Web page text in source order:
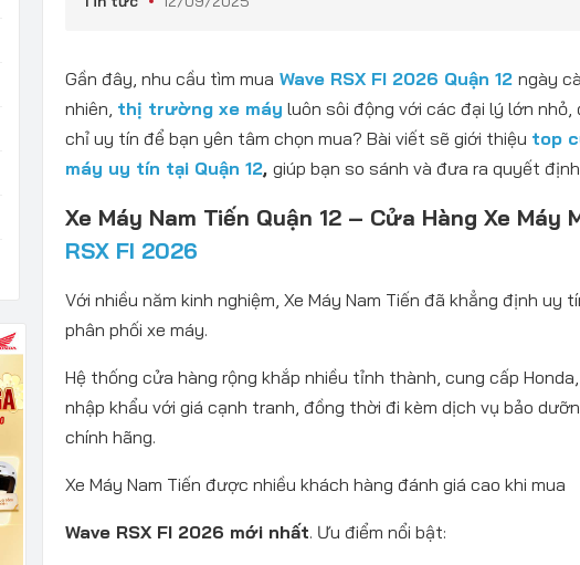
Gần đây, nhu cầu tìm mua Wave RSX FI 2026 Quận 12 ngày
nhiên, thị trường xe máy luôn sôi động với các đại lý lớn nhỏ,
chỉ uy tín để bạn yên tâm chọn mua? Bài viết sẽ giới thiệu top
máy uy tín tại Quận 12, giúp bạn so sánh và đưa ra quyết
Xe Máy Nam Tiến Quận 12 – Cửa Hàng Xe Máy
RSX FI 2026
Với nhiều năm kinh nghiệm, Xe Máy Nam Tiến đã khẳng định uy
phân phối xe máy.
Hệ thống cửa hàng rộng khắp nhiều tỉnh thành, cung cấp Honda,
nhập khẩu với giá cạnh tranh, đồng thời đi kèm dịch vụ bảo
chính hãng.
Xe Máy Nam Tiến được nhiều khách hàng đánh giá cao khi mua
Wave RSX FI 2026 mới nhất. Ưu điểm nổi bật: